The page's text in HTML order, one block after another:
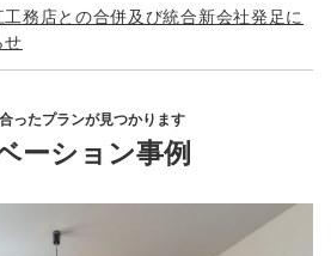
務店との合併及び統合新会社発足に
せ
ったプランが見つかります
ーション事例